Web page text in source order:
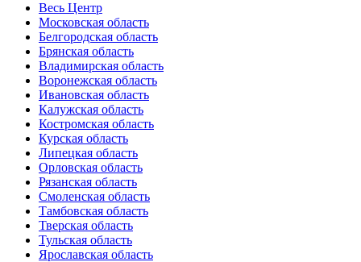
Весь Центр
Московская область
Белгородская область
Брянская область
Владимирская область
Воронежская область
Ивановская область
Калужская область
Костромская область
Курская область
Липецкая область
Орловская область
Рязанская область
Смоленская область
Тамбовская область
Тверская область
Тульская область
Ярославская область